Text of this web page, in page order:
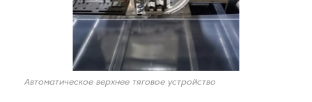
Автоматическое верхнее тяговое устройство